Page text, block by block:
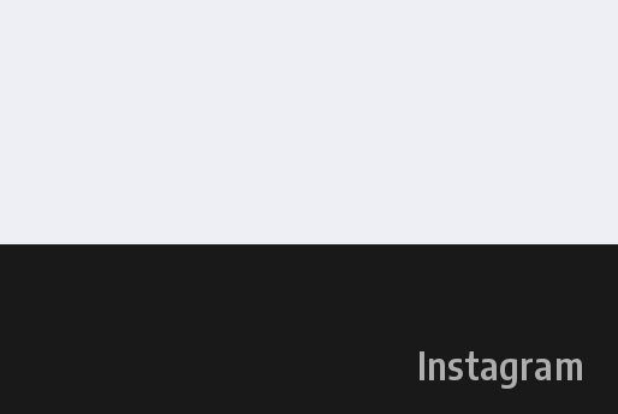
Instagram